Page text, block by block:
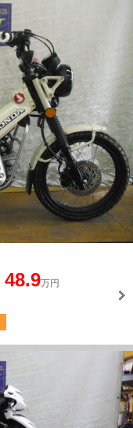
48.9万円